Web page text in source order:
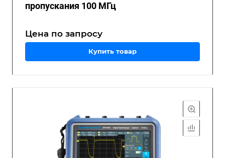
пропускания 100 МГц
Цена по запросу
Купить товар